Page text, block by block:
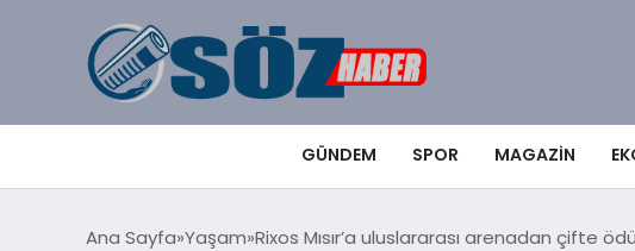
GÜNDEM SPOR MAGAZIN
Ana Sayfa Yaşam Rixos Mısır’a uluslararası arenadan çifte